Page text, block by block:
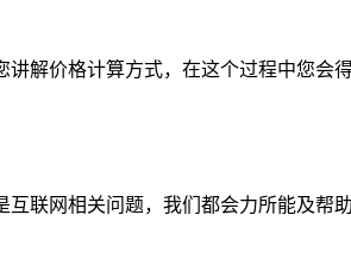
解价格计算方式，在这个过程中您会
联网相关问题，我们都会力所能及帮